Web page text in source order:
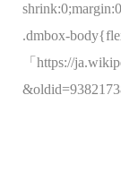
.dmbox-
「https://